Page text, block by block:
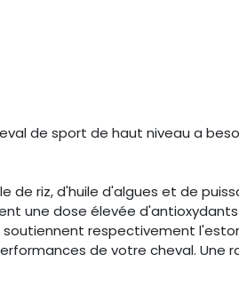
de sport de haut niveau a
de riz, d'huile d'algues et de
une dose élevée
soutiennent respectivement
de votre cheval. Une